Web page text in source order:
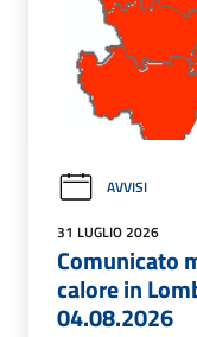
AVVISI
31 LUGLIO 2026
Comunicato
calore in
04.08.2026